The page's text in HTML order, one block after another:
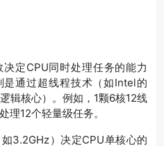
决定CPU同时处理任务的能力
是通过超线程技术（如Intel的
辑核心）。例如，1颗6核12线
理12个轻量级任务。
如3.2GHz）决定CPU单核心的